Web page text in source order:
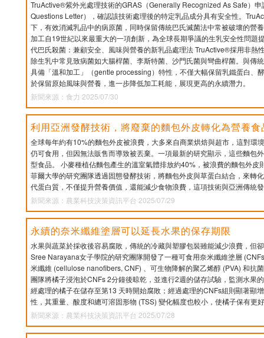
TruActive®紫外光處理技術的GRAS（Generally Recognized As Safe）
Questions Letter），確認該技術處理後的特定乳品成分具有安全性。
下，有效消滅乳品中的病原菌，同時保留傳統巴氏滅菌法中常被破壞的營
加工自19世紀以來最重大的一項創新，為全球長期爭議的生乳安全性問題
代巴氏殺菌：兼顧安全、風味與營養的新乳品處理法 TruActive®採用非熱
除生乳中常見致病菌如大腸桿菌、李斯特菌、沙門氏菌與彎曲桿菌。與傳
具備「溫和加工」（gentle processing）特性，不僅大幅保留乳鐵蛋白、
於保留原始風味與營養，進一步降低加工耗能，展現更高的永續潛力。
新聞來源：食力 2025/07/30
利用亞洲發酵技術，將廢棄的麵包外皮轉化為營養食
全球每年約有10%的麵包外皮被浪費，大多來自商業烘焙與超市，這對環
仍可食用，但因無法販售而導致被丟棄。一項最新的研究顯示，這些麵包
型食品。 小麥種植佔麵包產生的溫室氣體排放約40%，被浪費的麵包外皮
菲爾大學的研究團隊透過固態發酵技術，將麵包外皮與草蛋白結合，來轉
代蛋白質，不僅提升營養價值，還能減少食物浪費，這項技術與亞洲傳統
新聞來源：農業科技決策資訊平台 2025/07/29
永續的奈米纖維塗層可以延長水果的保存期限
水果與蔬菜於採收後容易腐敗，傳統的冷藏與塑膠包裝雖能減少浪費，但
Sree Narayana女子學院的研究團隊開發了一種可食用奈米纖維塗層
米纖維 (cellulose nanofibers, CNF) 、可生物降解的聚乙烯醇 (PVA) 和
團隊將橘子浸泡於CNFs 2分鐘後晾乾，並進行2週的儲存試驗，監測水果
經處理的橘子在儲存至第13 天時開始腐敗；經過處理的CNFs組則顯著顯
性，其重量、酸度和總可溶固形物 (TSS) 變化幅度也較小，使橘子保有更
新聞來源：農業科技決策資訊平台 2025/07/28